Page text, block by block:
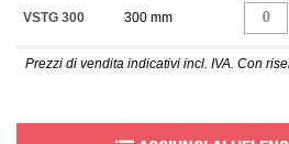
VSTG 300 300 mm
Prezzi di vendita indicativi incl. IVA. Con